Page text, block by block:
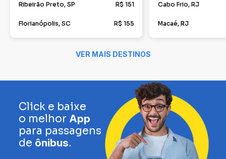
Ribeirão Preto, SP R$ 151
Florianópolis, SC R$ 155
Cabo Frio, RJ
Macaé, RJ
VER MAIS DESTINOS
Click e baixe
o melhor App
para passagens
de ônibus.